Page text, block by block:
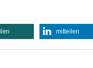
mitteilen